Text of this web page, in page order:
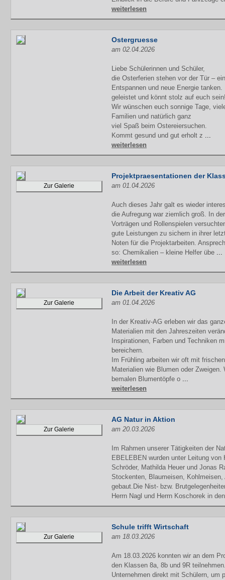
weiterlesen
Ostergruesse
am 02.04.2026
Liebe Schülerinnen und Schüler,
die Osterferien stehen vor der Tür –
Entspannen und neue Energie
geleistet und könnt stolz auf euch
Wir wünschen euch sonnige Tage,
Familien und natürlich ganz
viel Spaß beim Ostereiersuchen.
Kommt gesund und gut erholt z ...
weiterlesen
Zur Galerie
Projektpraesentationen der
am 01.04.2026
Auch dieses Jahr galt es wieder
die Aufregung war ziemlich groß. In
Vorträgen und Rollenspielen
gute Leistungen zu sichern in ihrer
Noten für die Projektarbeiten.
so: Chemikalien – kleine Helfer übe ...
weiterlesen
Zur Galerie
Die Arbeit der Kreativ AG
am 01.04.2026
In der Kreativ-AG erleben wir das
Materialien mit den Jahreszeiten
Inspirationen, Farben und Techniken
bereichern.
Im Frühling arbeiten wir oft mit
Materialien wie Blumen oder
bemalen Blumentöpfe o ...
weiterlesen
Zur Galerie
AG Natur in Aktion
am 20.03.2026
Im Rahmen unserer Tätigkeiten der
EBELEBEN wurden unter Leitung
Schröder, Mathilda Heuer und Jonas
Stockenten, Blaumeisen,
gebaut.Die Nist- bzw.
Herrn Nagl und Herrn Koschorek in
Zur Galerie
Schule trifft Wirtschaft
am 18.03.2026
Am 18.03.2026 konnten wir an dem
den Klassen 8a, 8b und 9R
Unternehmen direkt mit Schülern, um